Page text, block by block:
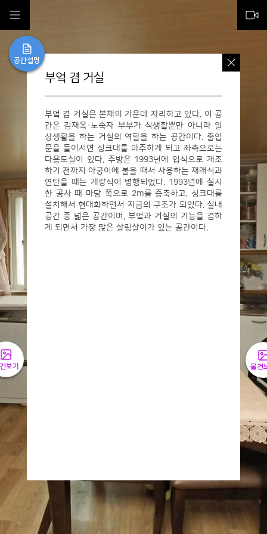
물건보기
보기 물건
공간설명
부엌 겸 거실
부엌 겸 거실은 본채의 가운데 자리하고 있다. 이 공
간은 김재옥·노숙자 부부가 식생활뿐만 아니라 일
상생활을 하는 거실의 역할을 하는 공간이다. 출입
문을 들어서면 싱크대를 마주하게 되고 좌측으로는
다용도실이 있다. 주방은 1993년에 입식으로 개조
하기 전까지 아궁이에 불을 때서 사용하는 재래식과
연탄을 때는 개량식이 병행되었다. 1993년에 실시
한 공사 때 마당 쪽으로 2m를 증축하고, 싱크대를
설치해서 현대화하면서 지금의 구조가 되었다. 실내
공간 중 넓은 공간이며, 부엌과 거실의 기능을 겸하
게 되면서 가장 많은 살림살이가 있는 공간이다.